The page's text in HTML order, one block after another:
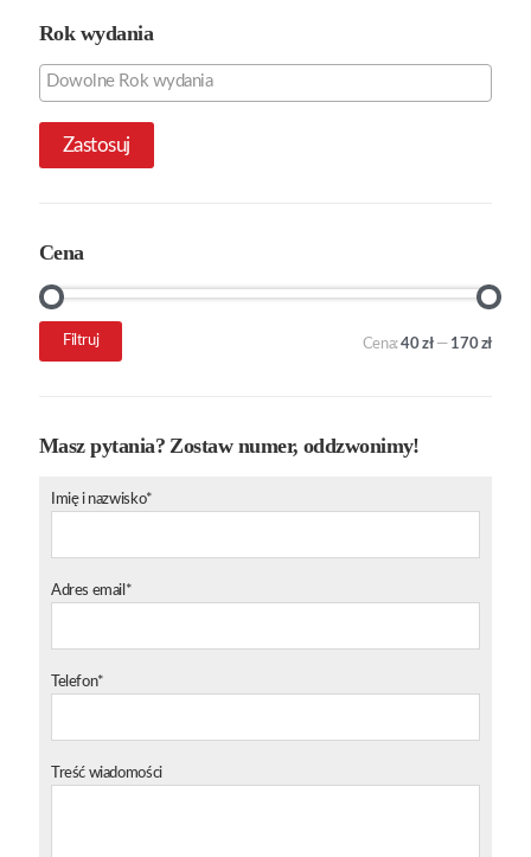
Rok wydania
Zastosuj
Cena
Cena
Cena
Filtruj Cena:40 zł— 170 zł
Masz pytania? Zostaw numer, oddzwonimy!
Imię i nazwisko*
Adres email*
Telefon*
Treść wiadomości